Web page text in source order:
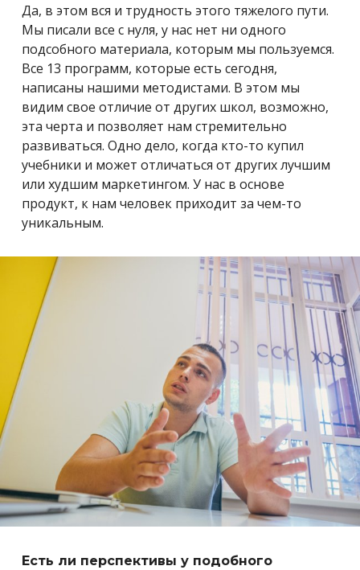
Да, в этом вся и трудность этого тяжелого пути.
Мы писали все с нуля, у нас нет ни одного
подсобного материала, которым мы пользуемся.
Все 13 программ, которые есть сегодня,
написаны нашими методистами. В этом мы
видим свое отличие от других школ, возможно,
эта черта и позволяет нам стремительно
развиваться. Одно дело, когда кто-то купил
учебники и может отличаться от других лучшим
или худшим маркетингом. У нас в основе
продукт, к нам человек приходит за чем-то
уникальным.
Есть ли перспективы у подобного